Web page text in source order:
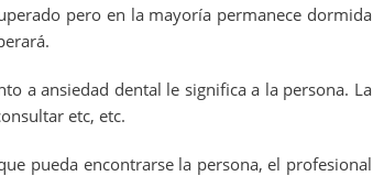
pero en la mayoría permanece dormida
a ansiedad dental le significa a la persona. La
etc, etc.
pueda encontrarse la persona, el profesional